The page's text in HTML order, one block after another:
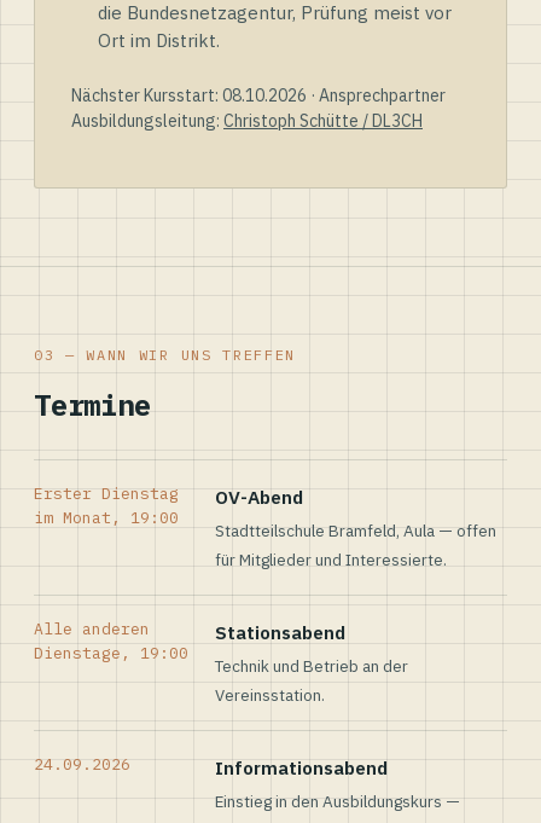
die Bundesnetzagentur, Prüfung meist vor
Ort im Distrikt.
Nächster Kursstart: 08.10.2026 · Ansprechpartner
Ausbildungsleitung: Christoph Schütte / DL3CH
03 — WANN WIR UNS TREFFEN
Termine
Erster Dienstag
im Monat, 19:00
OV-Abend
Stadtteilschule Bramfeld, Aula — offen
für Mitglieder und Interessierte.
Alle anderen
Dienstage, 19:00
Stationsabend
Technik und Betrieb an der
Vereinsstation.
24.09.2026 Informationsabend
Einstieg in den Ausbildungskurs —